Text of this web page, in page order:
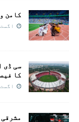
کامن
اگست 5, 2026
سی ڈی
کا
اگست 4, 2026